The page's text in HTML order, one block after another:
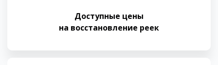
Доступные цены
на восстановление реек